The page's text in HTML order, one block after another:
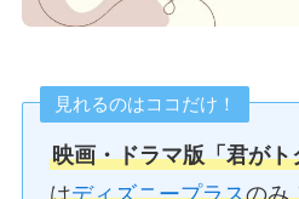
見れるのはココだけ！
映画・ドラマ版「君がト
はディズニープラスのみ